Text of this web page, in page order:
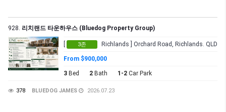
928. 리치랜드 타운하우스 (Bluedog Property Group)
3존 Richlands ] Orchard Road, Richlands. QLD
From $900,000
3 Bed 2 Bath 1-2 Car Park
378 BLUEDOG JAMES 2026.07.23